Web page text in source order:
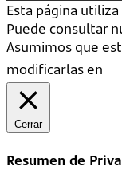
Esta página
Puede consultar
Asumimos que
modificarlas en
Cerrar
Resumen de